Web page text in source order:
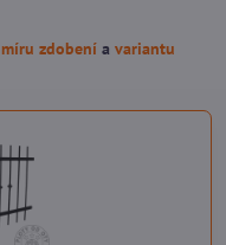
míru zdobení a variantu